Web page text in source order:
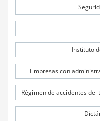
Instituto
Empresas con
Régimen de accidentes